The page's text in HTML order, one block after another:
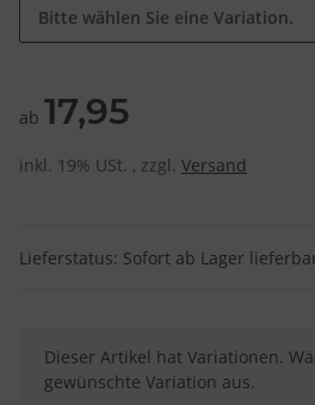
Bitte wählen Sie eine Variation.
ab 17,95
inkl. 19% USt. , zzgl. Versand
Lieferstatus: Sofort ab Lager
x
Dieser Artikel hat Variationen.
gewünschte Variation aus.